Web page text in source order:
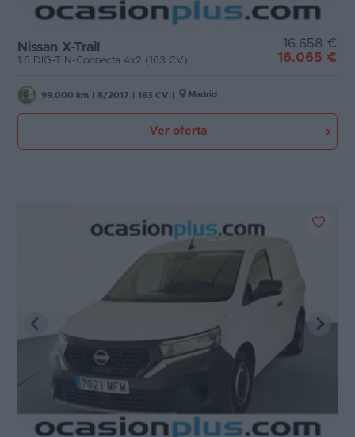
Nissan X-Trail
1.6 DIG-T N-Connecta 4x2 (163 CV)
16.658 €
16.065 €
99.000 km 8/2017 163 CV Madrid
Ver oferta